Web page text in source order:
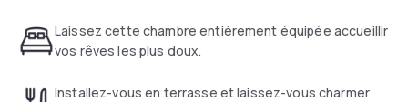
Laissez cette chambre entièrement équipée accueillir
vos rêves les plus doux.
Installez-vous en terrasse et laissez-vous charmer